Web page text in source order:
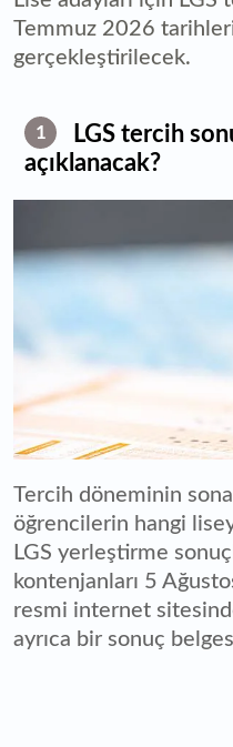
Temmuz 2026 tarihleri
gerçekleştirilecek.
1
LGS tercih
açıklanacak?
Tercih döneminin
öğrencilerin hangi
LGS yerleştirme
kontenjanları 5
resmi internet
ayrıca bir sonuç